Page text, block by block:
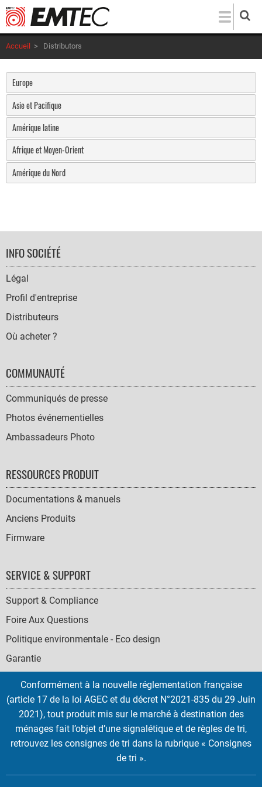
Aller
au
contenu
principal
Accueil > Distributors
Europe
Asie et Pacifique
Amérique latine
Afrique et Moyen-Orient
Amérique du Nord
FOOTER
NAVIGATION
INFO SOCIÉTÉ
Légal
Profil d'entreprise
Distributeurs
Où acheter ?
COMMUNAUTÉ
Communiqués de presse
Photos événementielles
Ambassadeurs Photo
RESSOURCES PRODUIT
Documentations & manuels
Anciens Produits
Firmware
SERVICE & SUPPORT
Support & Compliance
Foire Aux Questions
Politique environmentale - Eco design
Garantie
SOCIAL
ICONS
Deutsch Italian
Conformément à la nouvelle réglementation française
(article 17 de la loi AGEC et du décret N°2021-835 du 29 Juin
2021), tout produit mis sur le marché à destination des
ménages fait l’objet d’une signalétique et de règles de tri,
retrouvez les consignes de tri dans la rubrique « Consignes
de tri ».